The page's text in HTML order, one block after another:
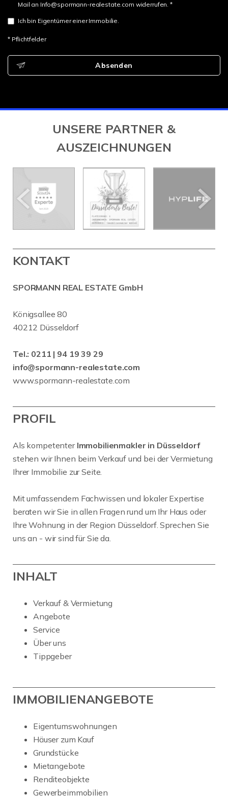
Mail an Info@spormann-realestate.com widerrufen. *
Ich bin Eigentümer einer Immobilie.
* Pflichtfelder
Absenden
UNSERE PARTNER &
AUSZEICHNUNGEN
KONTAKT
SPORMANN REAL ESTATE GmbH
Königsallee 80
40212 Düsseldorf
Tel.: 0211 | 94 19 39 29
info@spormann-realestate.com
www.spormann-realestate.com
PROFIL
Als kompetenter Immobilienmakler in Düsseldorf
stehen wir Ihnen beim Verkauf und bei der Vermietung
Ihrer Immobilie zur Seite.
Mit umfassendem Fachwissen und lokaler Expertise
beraten wir Sie in allen Fragen rund um Ihr Haus oder
Ihre Wohnung in der Region Düsseldorf. Sprechen Sie
uns an - wir sind für Sie da.
INHALT
Verkauf & Vermietung
Angebote
Service
Über uns
Tippgeber
IMMOBILIENANGEBOTE
Eigentumswohnungen
Häuser zum Kauf
Grundstücke
Mietangebote
Renditeobjekte
Gewerbeimmobilien